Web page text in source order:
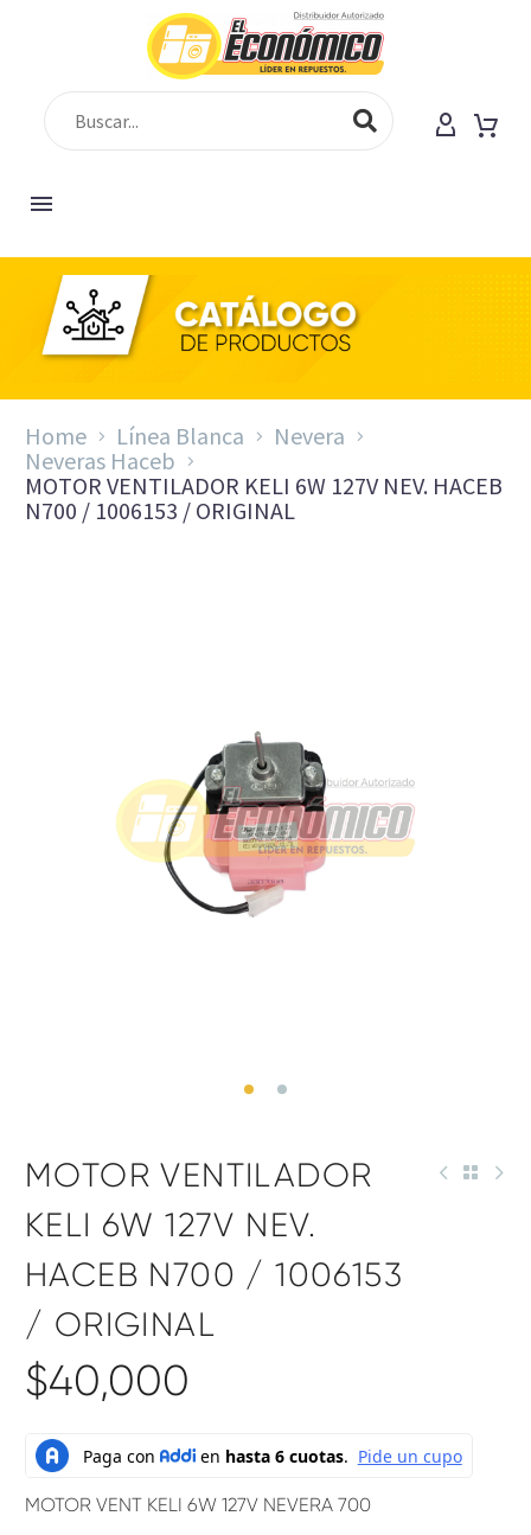
Home Línea Blanca
Nevera
Neveras Haceb
MOTOR VENTILADOR KELI 6W 127V NEV. HACEB
N700 / 1006153 / ORIGINAL
MOTOR VENTILADOR
KELI 6W 127V NEV.
HACEB N700 / 1006153
/ ORIGINAL
$40,000
MOTOR VENT KELI 6W 127V NEVERA 700